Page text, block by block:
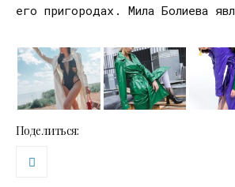
его пригородах. Мила Болиева
Поделиться: